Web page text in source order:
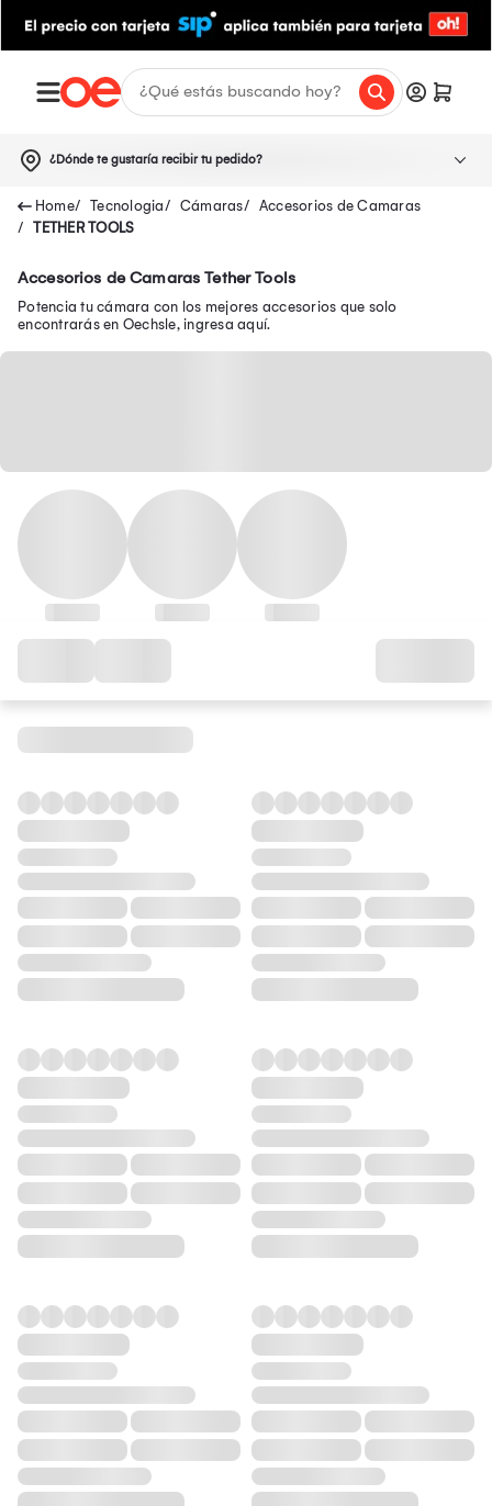
¿Dónde te gustaría recibir tu pedido?
Tecnologia Cámaras
Accesorios de Camaras
TETHER TOOLS
Accesorios de Camaras Tether Tools
Potencia tu cámara con los mejores accesorios que solo
encontrarás en Oechsle, ingresa aquí.